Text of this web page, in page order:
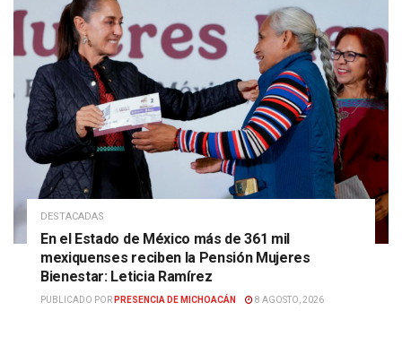
DESTACADAS
En el Estado de México más de 361 mil
mexiquenses reciben la Pensión Mujeres
Bienestar: Leticia Ramírez
PUBLICADO POR PRESENCIA DE MICHOACÁN 8 AGOSTO, 2026